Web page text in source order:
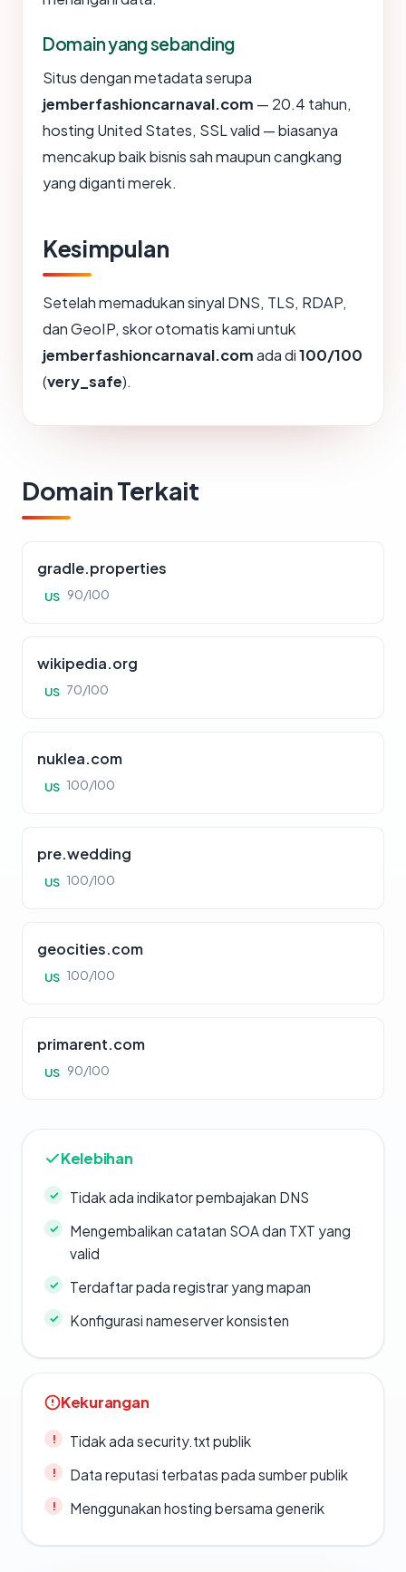
Domain yang sebanding
Situs dengan metadata serupa
jemberfashioncarnaval.com — 20.4 tahun,
hosting United States, SSL valid — biasanya
mencakup baik bisnis sah maupun cangkang
yang diganti merek.
Kesimpulan
Setelah memadukan sinyal DNS, TLS, RDAP,
dan GeoIP, skor otomatis kami untuk
jemberfashioncarnaval.comada di100/100
(very_safe).
Domain Terkait
gradle.properties
US 90/100
wikipedia.org
US 70/100
nuklea.com
US 100/100
pre.wedding
US 100/100
geocities.com
US 100/100
primarent.com
US 90/100
Kelebihan
Tidak ada indikator pembajakan DNS
Mengembalikan catatan SOA dan TXT yang
valid
Terdaftar pada registrar yang mapan
Konfigurasi nameserver konsisten
Kekurangan
Tidak ada security.txt publik
Data reputasi terbatas pada sumber publik
Menggunakan hosting bersama generik